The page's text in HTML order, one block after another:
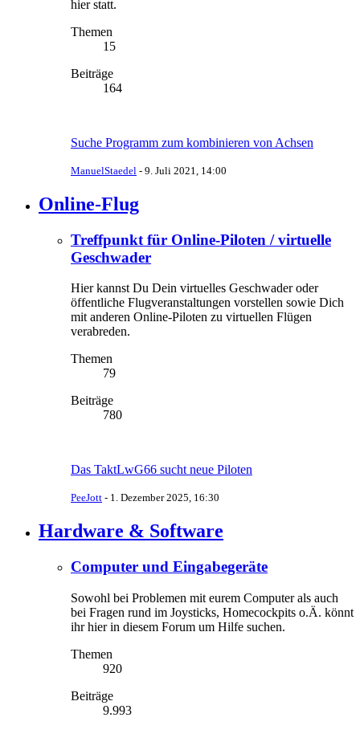
hier statt.
Themen
15
Beiträge
164
Suche Programm zum kombinieren von Achsen
ManuelStaedel - 9. Juli 2021, 14:00
Online-Flug
Treffpunkt für Online-Piloten / virtuelle
Geschwader
Hier kannst Du Dein virtuelles Geschwader oder
öffentliche Flugveranstaltungen vorstellen sowie Dich
mit anderen Online-Piloten zu virtuellen Flügen
verabreden.
Themen
79
Beiträge
780
Das TaktLwG66 sucht neue Piloten
PeeJott - 1. Dezember 2025, 16:30
Hardware & Software
Computer und Eingabegeräte
Sowohl bei Problemen mit eurem Computer als auch
bei Fragen rund im Joysticks, Homecockpits o.Ä. könnt
ihr hier in diesem Forum um Hilfe suchen.
Themen
920
Beiträge
9.993